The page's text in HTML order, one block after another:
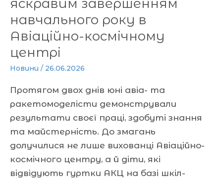
яскравим завершенням
навчального року в
Авіаційно-космічному
центрі
Новини / 26.06.2026
Протягом двох днів юні авіа- та
ракетомоделісти демонстрували
результати своєї праці, здобуті знання
та майстерність. До змагань
долучилися не лише вихованці Авіаційно-
космічного центру, а й діти, які
відвідують гуртки АКЦ на базі шкіл-